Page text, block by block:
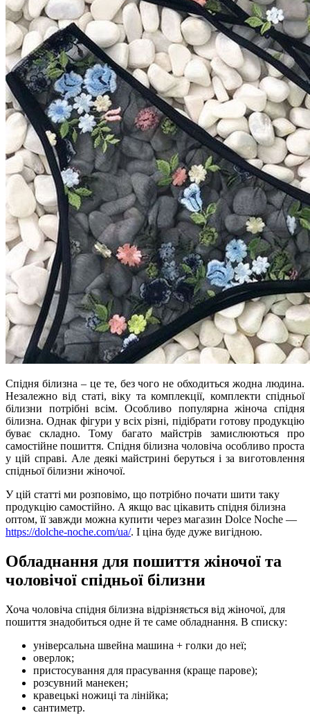
Спідня білизна – це те, без чого не обходиться жодна людина.
Незалежно від статі, віку та комплекції, комплекти спідньої
білизни потрібні всім. Особливо популярна жіноча спідня
білизна. Однак фігури у всіх різні, підібрати готову продукцію
буває складно. Тому багато майстрів замислюються про
самостійне пошиття. Спідня білизна чоловіча особливо проста
у цій справі. Але деякі майстрині беруться і за виготовлення
спідньої білизни жіночої.
У цій статті ми розповімо, що потрібно почати шити таку
продукцію самостійно. А якщо вас цікавить спідня білизна
оптом, її завжди можна купити через магазин Dolce Noche —
https://dolche-noche.com/ua/. І ціна буде дуже вигідною.
Обладнання для пошиття жіночої та
чоловічої спідньої білизни
Хоча чоловіча спідня білизна відрізняється від жіночої, для
пошиття знадобиться одне й те саме обладнання. В списку:
універсальна швейна машина + голки до неї;
оверлок;
пристосування для прасування (краще парове);
розсувний манекен;
кравецькі ножиці та лінійка;
сантиметр.